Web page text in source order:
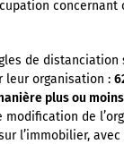
concernant
de distanciation
leur organisation :
plus ou
modification de
l’immobilier,